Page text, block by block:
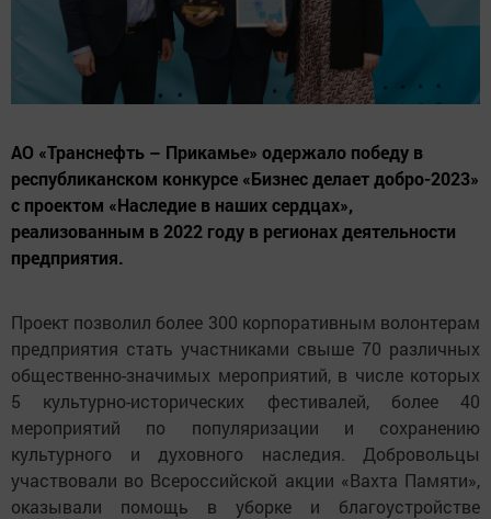
АО «Транснефть – Прикамье» одержало победу в
республиканском конкурсе «Бизнес делает добро-2023»
с проектом «Наследие в наших сердцах»,
реализованным в 2022 году в регионах деятельности
предприятия.
Проект позволил более 300 корпоративным волонтерам
предприятия стать участниками свыше 70 различных
общественно-значимых мероприятий, в числе которых
5 культурно-исторических фестивалей, более 40
мероприятий по популяризации и сохранению
культурного и духовного наследия. Добровольцы
участвовали во Всероссийской акции «Вахта Памяти»,
оказывали помощь в уборке и благоустройстве